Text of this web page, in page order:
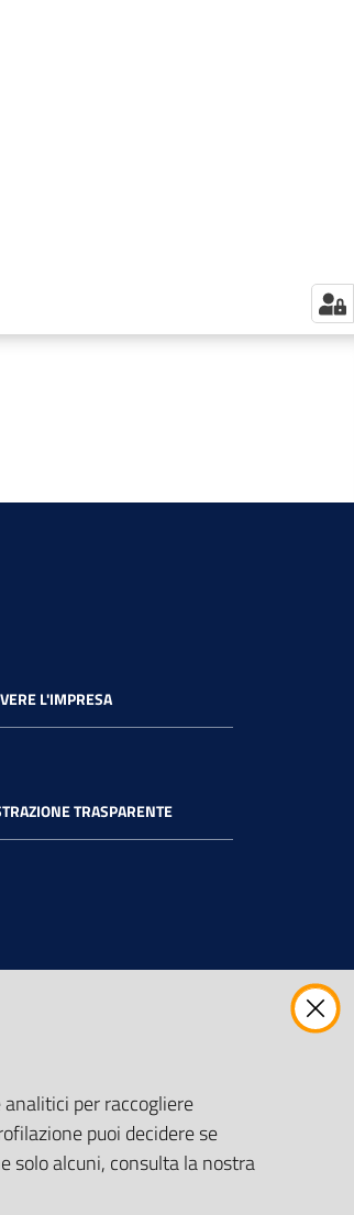
L'IMPRESA
TRASPARENTE
per raccogliere
puoi decidere se
solo alcuni, consulta la nostra